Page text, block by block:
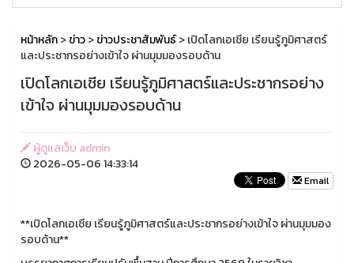
หน้าหลัก>ข่าว>ข่าวประชาสัมพันธ์> เปิดโลกเอเชีย เรียนรู้ภูมิศาสตร์
และประชากรอย่างเข้าใจ ผ่านมุมมองรอบด้าน
เปิดโลกเอเชีย เรียนรู้ภูมิศาสตร์และประชากรอย่าง
เข้าใจ ผ่านมุมมองรอบด้าน
ผู้ดูแลเว็บ admin
2026-05-06 14:33:14
Email
**เปิดโลกเอเชีย เรียนรู้ภูมิศาสตร์และประชากรอย่างเข้าใจ ผ่านมุมมอง
รอบด้าน**